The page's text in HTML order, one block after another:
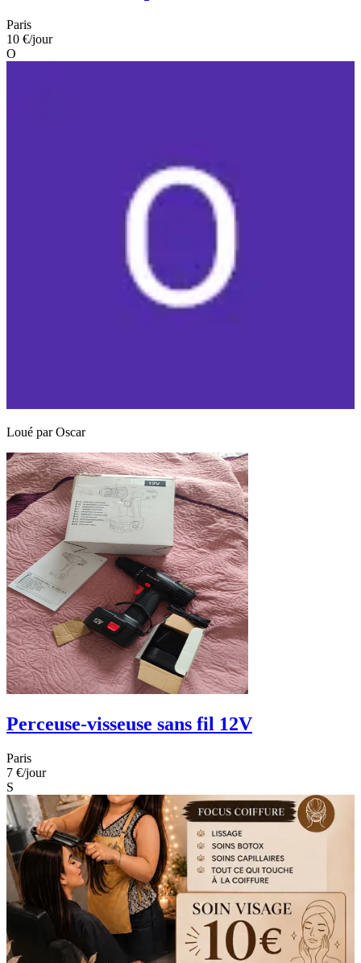
Paris
10 €/jour
O
Loué parOscar
Perceuse-visseuse sans fil 12V
Paris
7 €/jour
S